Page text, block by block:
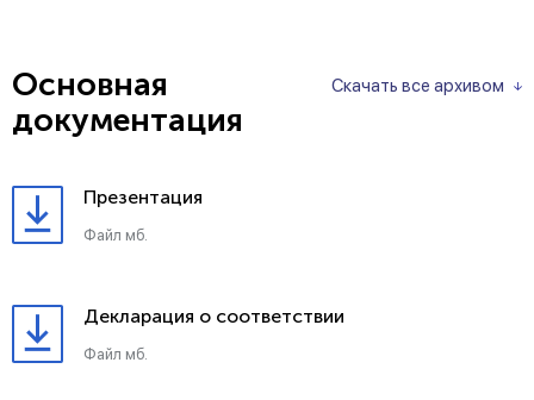
Скачать все архивом
Основная
документация
Презентация
Файл мб.
Декларация о соответствии
Файл мб.